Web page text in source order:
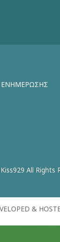
ΕΝΗΜΕΡΩΣΗΣ
All Rights
&